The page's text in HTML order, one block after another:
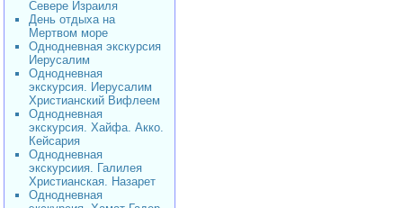
Севере Израиля
День отдыха на
Мертвом море
Однодневная экскурсия
Иерусалим
Однодневная
экскурсия. Иерусалим
Христианский Вифлеем
Однодневная
экскурсия. Хайфа. Акко.
Кейсария
Однодневная
экскурсиия. Галилея
Христианская. Назарет
Однодневная